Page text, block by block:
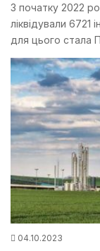
З початку 2022
ліквідували
для цього стала
04.10.2023